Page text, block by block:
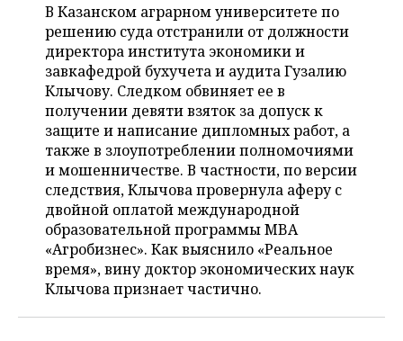
ТОРГОВЫЕ ЦЕНТРЫ
ИНВЕСТИЦИИ
МАШИНОСТРОЕНИЕ
НЕФТЕХИМИЯ
НЕФТЬ
ОПК
ЭНЕРГЕТИКА
НОВОСТИ БИЗНЕСА
РОЗНИЧНАЯ ТОРГОВЛЯ
ТРАНСПОРТ
ТЕХНОЛОГИИ
НОВОСТИ ТЕХНОЛОГИЙ
ТЕЛЕКОММУНИКАЦИИ
МЕРОПРИЯТИЯ
НОВОСТИ МЕРОПРИЯТИЙ
ВЫЕЗДНАЯ РЕДАКЦИЯ
БИЗНЕС-БРАНЧИ
ONLINE-КОНФЕРЕНЦИИ
ОТКРЫТАЯ ЛЕКЦИЯ
СПОРТ
НОВОСТИ СПОРТА
ФУТБОЛ
ХОККЕЙ
БАСКЕТБОЛ
ОБЩЕСТВО
НОВОСТИ ОБЩЕСТВА
ВЛАСТЬ
ИНФРАСТРУКТУРА
ФОТОГАЛЕРЕЯ
СЮЖЕТЫ
СПРАВОЧНИК
В Казанском аграрном университете по
решению суда отстранили от должности
директора института экономики и
завкафедрой бухучета и аудита Гузалию
Клычову. Следком обвиняет ее в
получении девяти взяток за допуск к
защите и написание дипломных работ, а
также в злоупотреблении полномочиями
и мошенничестве. В частности, по версии
следствия, Клычова провернула аферу с
двойной оплатой международной
образовательной программы MBA
«Агробизнес». Как выяснило «Реальное
время», вину доктор экономических наук
Клычова признает частично.